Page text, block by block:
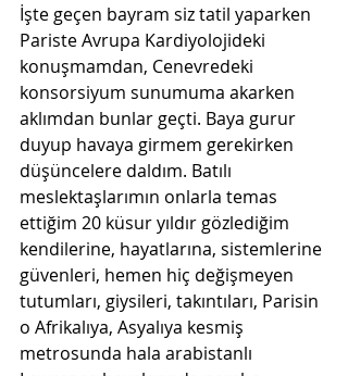
İşte geçen bayram siz tatil yaparken
Pariste Avrupa Kardiyolojideki
konuşmamdan, Cenevredeki
konsorsiyum sunumuma akarken
aklımdan bunlar geçti. Baya gurur
duyup havaya girmem gerekirken
düşüncelere daldım. Batılı
meslektaşlarımın onlarla temas
ettiğim 20 küsur yıldır gözlediğim
kendilerine, hayatlarına, sistemlerine
güvenleri, hemen hiç değişmeyen
tutumları, giysileri, takıntıları, Parisin
o Afrikalıya, Asyalıya kesmiş
metrosunda hala arabistanlı